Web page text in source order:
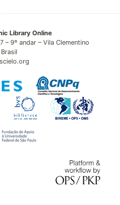
Library Online
– 9º andar – Vila Clementino